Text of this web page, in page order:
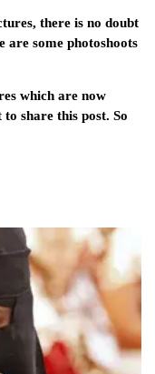
there is no doubt
some photoshoots
which are now
share this post. So